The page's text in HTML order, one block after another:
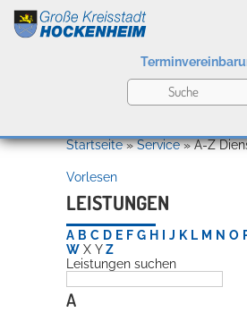
Kultur
Bildung
Willkommen in Hockenheim
Startseite»Service»A-Z
Vorlesen
LEISTUNGEN
A B C D E F G H J K L M N O
W X Y Z
Leistungen suchen
A